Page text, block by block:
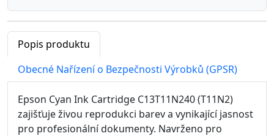
Popis produktu
Obecné Nařízení o Bezpečnosti Výrobků (GPSR)
Epson Cyan Ink Cartridge C13T11N240 (T11N2)
zajišťuje živou reprodukci barev a vynikající jasnost
pro profesionální dokumenty. Navrženo pro